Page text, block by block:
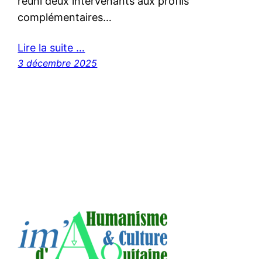
complémentaires…
Lire la suite …
3 décembre 2025